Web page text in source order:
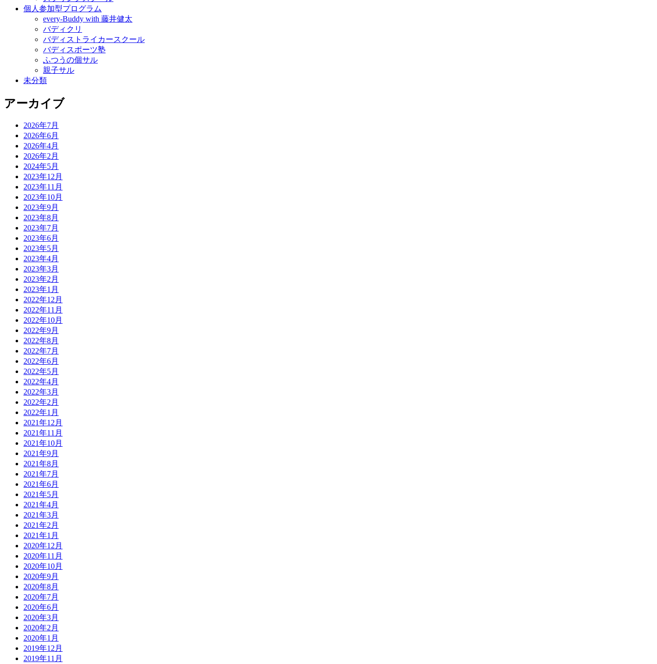
個人参加型プログラム
every-Buddy with 藤井健太
バディクリ
バディストライカースクール
バディスポーツ塾
ふつうの個サル
親子サル
未分類
アーカイブ
2026年7月
2026年6月
2026年4月
2026年2月
2024年5月
2023年12月
2023年11月
2023年10月
2023年9月
2023年8月
2023年7月
2023年6月
2023年5月
2023年4月
2023年3月
2023年2月
2023年1月
2022年12月
2022年11月
2022年10月
2022年9月
2022年8月
2022年7月
2022年6月
2022年5月
2022年4月
2022年3月
2022年2月
2022年1月
2021年12月
2021年11月
2021年10月
2021年9月
2021年8月
2021年7月
2021年6月
2021年5月
2021年4月
2021年3月
2021年2月
2021年1月
2020年12月
2020年11月
2020年10月
2020年9月
2020年8月
2020年7月
2020年6月
2020年3月
2020年2月
2020年1月
2019年12月
2019年11月